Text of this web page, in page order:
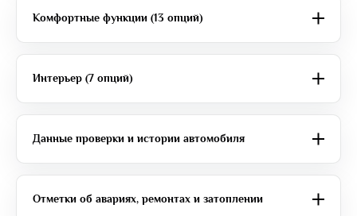
Комфортные функции (13 опций)
Интерьер (7 опций)
Данные проверки и истории автомобиля
Отметки об авариях, ремонтах и затоплении